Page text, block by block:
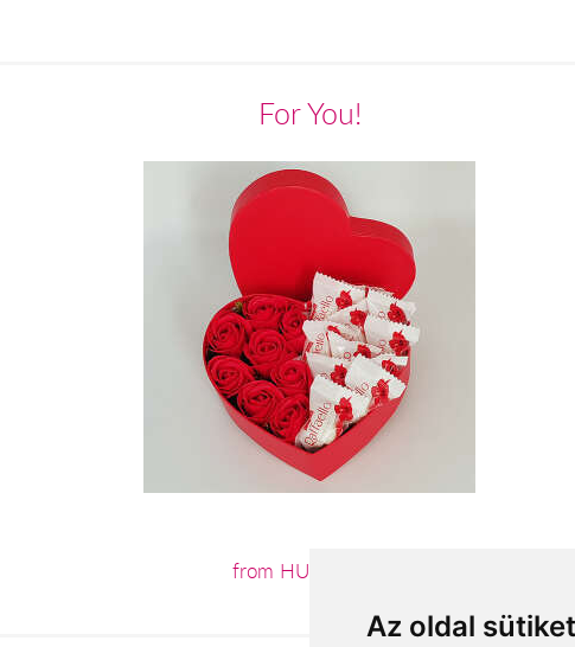
Az oldal
For You!
from HUF11,880